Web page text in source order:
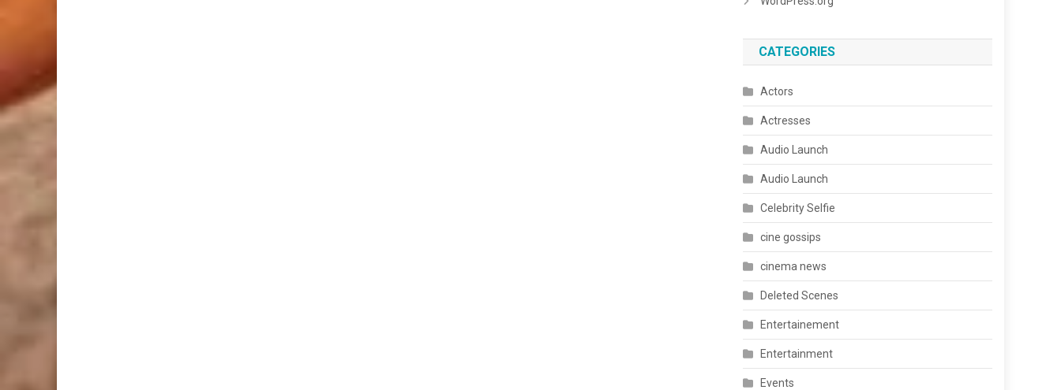
CATEGORIES
Actors
Actresses
Audio Launch
Audio Launch
Celebrity Selfie
cine gossips
cinema news
Deleted Scenes
Entertainement
Entertainment
Events